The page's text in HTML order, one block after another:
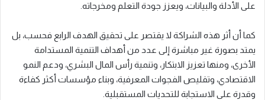
على الأدلة والبيانات، ويعزز جودة التعلم ومخرجاته.
كما أن أثر هذه الشراكة لا يقتصر على تحقيق الهدف الرابع فحسب، بل
يمتد بصورة غير مباشرة إلى عدد من أهداف التنمية المستدامة
الأخرى، ومنها تعزيز الابتكار، وتنمية رأس المال البشري، ودعم النمو
الاقتصادي، وتقليص الفجوات المعرفية، وبناء مؤسسات أكثر كفاءة
وقدرة على الاستجابة للتحديات المستقبلية.